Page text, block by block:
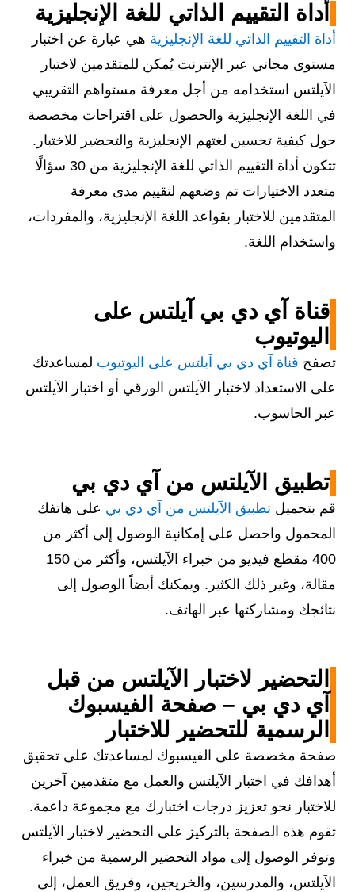
أداة التقييم الذاتي للغة الإنجليزية
أداة التقييم الذاتي للغة الإنجليزية هي عبارة عن اختبار
مستوى مجاني عبر الإنترنت يُمكن للمتقدمين لاختبار
الآيلتس استخدامه من أجل معرفة مستواهم التقريبي
في اللغة الإنجليزية والحصول على اقتراحات مخصصة
حول كيفية تحسين لغتهم الإنجليزية والتحضير للاختبار.
تتكون أداة التقييم الذاتي للغة الإنجليزية من 30 سؤالًا
متعدد الاختيارات تم وضعهم لتقييم مدى معرفة
المتقدمين للاختبار بقواعد اللغة الإنجليزية، والمفردات،
واستخدام اللغة.
قناة آي دي بي آيلتس على
اليوتيوب
تصفح قناة آي دي بي آيلتس على اليوتيوب لمساعدتك
على الاستعداد لاختبار الآيلتس الورقي أو اختبار الآيلتس
عبر الحاسوب.
تطبيق الآيلتس من آي دي بي
قم بتحميل تطبيق الآيلتس من آي دي بي على هاتفك
المحمول واحصل على إمكانية الوصول إلى أكثر من
400 مقطع فيديو من خبراء الآيلتس، وأكثر من 150
مقالة، وغير ذلك الكثير. ويمكنك أيضاً الوصول إلى
نتائجك ومشاركتها عبر الهاتف.
التحضير لاختبار الآيلتس من قبل
آي دي بي – صفحة الفيسبوك
الرسمية للتحضير للاختبار
صفحة مخصصة على الفيسبوك لمساعدتك على تحقيق
أهدافك في اختبار الآيلتس والعمل مع متقدمين آخرين
للاختبار نحو تعزيز درجات اختبارك مع مجموعة داعمة.
تقوم هذه الصفحة بالتركيز على التحضير لاختبار الآيلتس
وتوفر الوصول إلى مواد التحضير الرسمية من خبراء
الآيلتس، والمدرسين، والخريجين، وفريق العمل، إلى